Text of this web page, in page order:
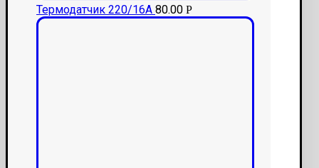
Термодатчик 220/16А 80.00 Р